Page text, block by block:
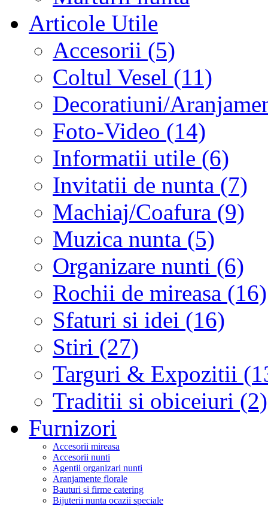
Articole Utile
Accesorii (5)
Coltul Vesel (11)
Decoratiuni/
Foto-Video (14)
Informatii utile (6)
Invitatii de nunta (7)
Machiaj/Coafura (9)
Muzica nunta (5)
Organizare nunti (6)
Rochii de mireasa (16)
Sfaturi si idei (16)
Stiri (27)
Targuri & Expozitii
Traditii si obiceiuri (2)
Furnizori
Accesorii mireasa
Accesorii nunti
Agentii organizari nunti
Aranjamente florale
Bauturi si firme catering
Bijuterii nunta ocazii speciale